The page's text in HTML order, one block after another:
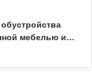
мебелью и…